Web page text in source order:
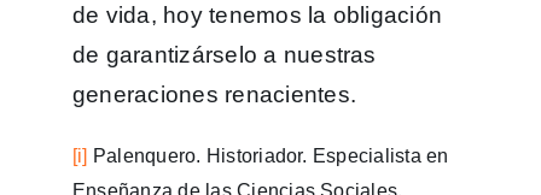
de vida, hoy tenemos la obligación
de garantizárselo a nuestras
generaciones renacientes.
[i] Palenquero. Historiador. Especialista en
Enseñanza de las Ciencias Sociales.